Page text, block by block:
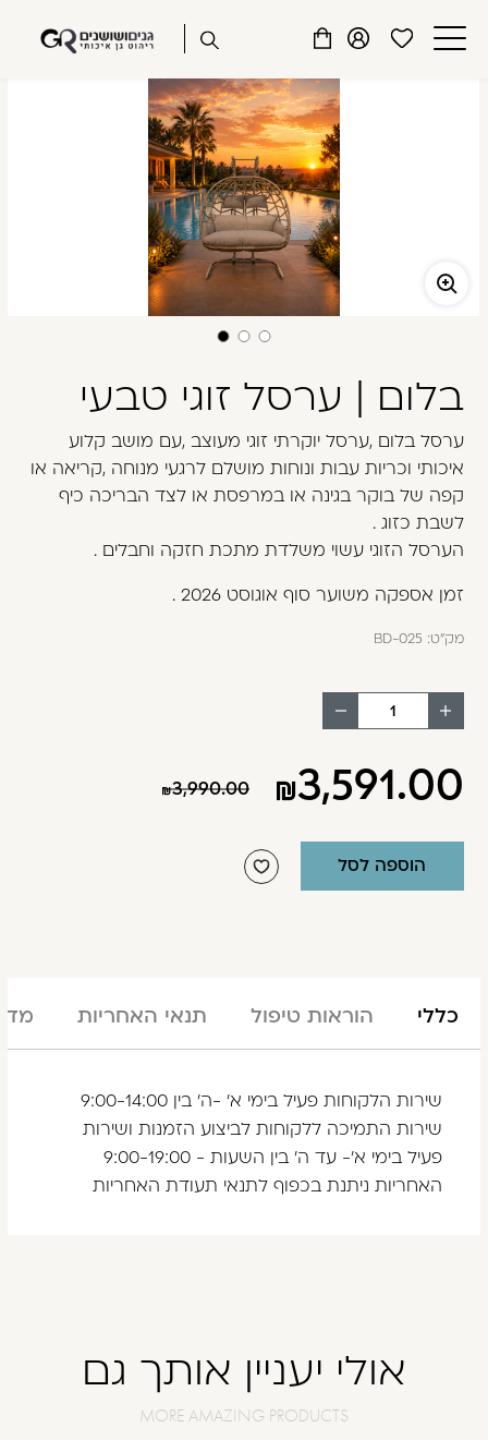
לֵב:
הָאֲתָר.
פתיחת
חלונית
עגלה
פתיחתפתיחת
כבר רשומים? התחברו
משתמש חדש/אורח
דאגנו לכם ליצירת חשבון קלה ומהירה במיוחד.
משתמש רשום כבר עכשיו.
חנות אונליין גנים ושושנים
בלום | ערסל זוגי טבעי
ערסל בלום ,ערסל יוקרתי זוגי מעוצב ,עם מושב קלוע
איכותי וכריות עבות ונוחות מושלם לרגעי מנוחה ,קריאה או
קפה של בוקר בגינה או במרפסת או לצד הבריכה כיף
לשבת כזוג .
הערסל הזוגי עשוי משלדת מתכת חזקה וחבלים .
זמן אספקה משוער סוף אוגוסט 2026 .
מק"ט: BD-025
הוסף
החסר
3,591.00
3,990.00
הוספה לסל
כללי הוראות טיפול תנאי האחריות
שירות הלקוחות פעיל בימי א' -ה' בין 9:00-14:00
שירות התמיכה ללקוחות לביצוע הזמנות ושירות
פעיל בימי א'- עד ה' בין השעות - 9:00-19:00
האחריות ניתנת בכפוף לתנאי תעודת האחריות
אולי יעניין אותך גם